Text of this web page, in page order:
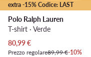
extra -15% Codice: LAST
Polo Ralph Lauren
T-shirt · Verde
Prezzo attuale
80,99€
Prezzo regolare89,99 €-10%